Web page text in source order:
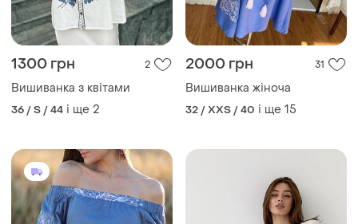
1300 грн 2
Вишиванка з квітами
36 / S / 44 і ще 2
2000 грн 31
Вишиванка жіноча
32 / XXS / 40 і ще 15